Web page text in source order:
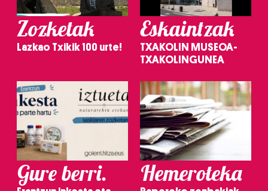
Zozketak
Lazkao Txikik 100 urte!
Eskaintzak
TXAKOLIN MUSEOA-
TXAKOLINGUNEA
Gure berri. Hemeroteka